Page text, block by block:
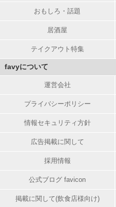
おもしろ・話題
居酒屋
テイクアウト特集
favyについて
運営会社
プライバシーポリシー
情報セキュリティ方針
広告掲載に関して
採用情報
公式ブログ favicon
掲載に関して(飲食店様向け)